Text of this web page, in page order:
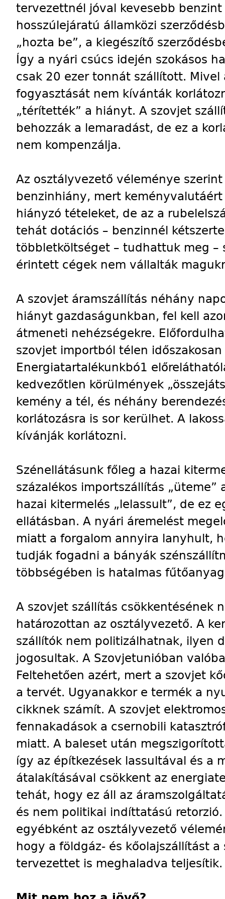
tervezettnél jóval kevesebb
hosszúlejáratú államközi
„hozta be”, a kiegészítő
Így a nyári csúcs idején szokásos
csak 20 ezer tonnát szállított. Mivel
fogyasztását nem kívánták
„térítették” a hiányt. A szovjet
behozzák a lemaradást, de ez a
nem kompenzálja.
Az osztályvezető véleménye
benzinhiány, mert
hiányzó tételeket, de az a
tehát dotációs – benzinnél
többletköltséget – tudhattuk meg –
érintett cégek nem vállalták
A szovjet áramszállítás néhány
hiányt gazdaságunkban, fel kell
átmeneti nehézségekre.
szovjet importból télen
Energiatartalékunkbó1
kedvezőtlen körülmények
kemény a tél, és néhány
korlátozásra is sor kerülhet. A
kívánják korlátozni.
Szénellátásunk főleg a hazai
százalékos importszállítás
hazai kitermelés „lelassult”, de ez
ellátásban. A nyári áremelést
miatt a forgalom annyira lanyhult,
tudják fogadni a bányák
többségében is hatalmas
A szovjet szállítás csökkentésének
határozottan az osztályvezető. A
szállítók nem politizálhatnak, ilyen
jogosultak. A Szovjetunióban
Feltehetően azért, mert a szovjet
a tervét. Ugyanakkor e termék a
cikknek számít. A szovjet
fennakadások a csernobili
miatt. A baleset után
így az építkezések lassultával és a
átalakításával csökkent az
tehát, hogy ez áll az
és nem politikai indíttatású
egyébként az osztályvezető
hogy a földgáz- és kőolajszállítást
tervezettet is meghaladva teljesítik.